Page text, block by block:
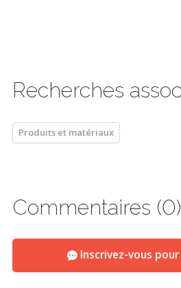
Recherches
Produits et matériaux
Commentaires (0)
Inscrivez-vous